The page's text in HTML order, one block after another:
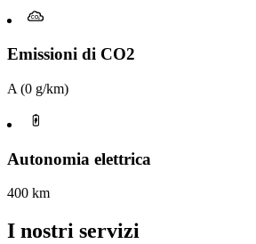
Emissioni di CO2
A (0 g/km)
Autonomia elettrica
400 km
I nostri servizi